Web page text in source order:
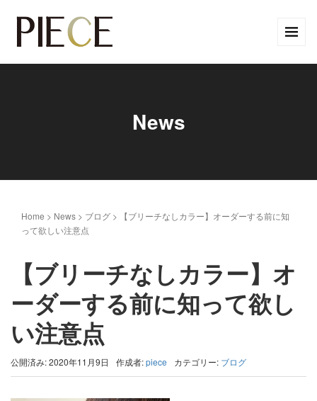
News
Home > News > ブログ >
【ブリーチなしカラー】オーダーする前に知
って欲しい注意点
【ブリーチなしカラー】オ
ーダーする前に知って欲し
い注意点
公開済み: 2020年11月9日 作成者:piece カテゴリー: ブログ